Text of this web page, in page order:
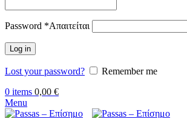
Password *Απαιτείται
Log in
Lost your password?
Remember me
0 items 0,00 €
Menu